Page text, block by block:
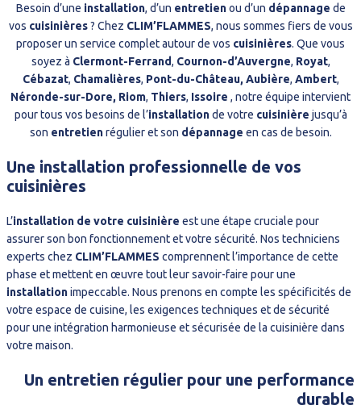
Besoin d’une installation, d’un entretienou d’un dépannage de
vos cuisinières? Chez CLIM’FLAMMES, nous sommes fiers de vous
proposer un service complet autour de vos cuisinières. Que vous
soyez à Clermont-Ferrand, Cournon-d’Auvergne, Royat,
Cébazat, Chamalières, Pont-du-Château, Aubière, Ambert,
Néronde-sur-Dore, Riom, Thiers, Issoire , notre équipe intervient
pour tous vos besoins de l’installationde votre cuisinière jusqu’à
son entretienrégulier et son dépannage en cas de besoin.
Une installation professionnelle de vos
cuisinières
L’installation de votre cuisinière est une étape cruciale pour
assurer son bon fonctionnement et votre sécurité. Nos techniciens
experts chez CLIM’FLAMMES comprennent l’importance de cette
phase et mettent en œuvre tout leur savoir-faire pour une
installationimpeccable. Nous prenons en compte les spécificités de
votre espace de cuisine, les exigences techniques et de sécurité
pour une intégration harmonieuse et sécurisée de la cuisinière dans
votre maison.
Un entretien régulier pour une performance
durable